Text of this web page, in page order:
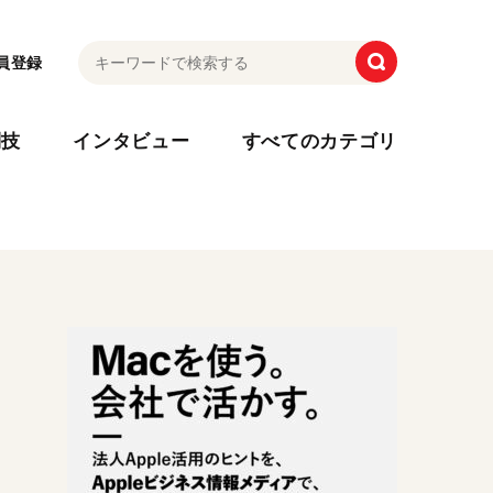
登録
インタビュー すべてのカテゴリ